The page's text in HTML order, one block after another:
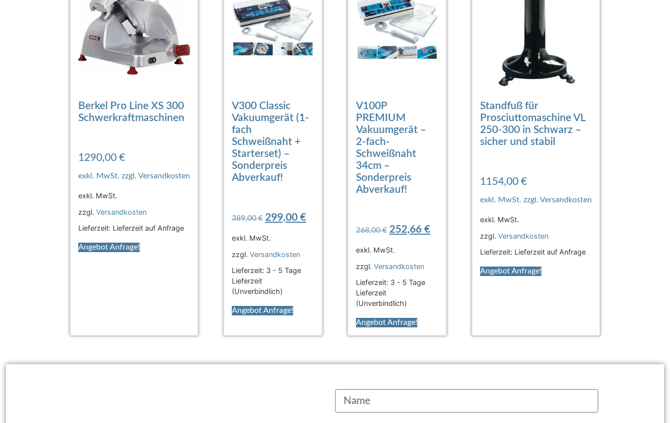
Berkel Pro Line XS 300
Schwerkraftmaschinen
1290,00 €
exkl. MwSt.
zzgl. Versandkosten
Lieferzeit: Lieferzeit auf Anfrage
Angebot Anfrage!
V300 Classic
Vakuumgerät (1-
fach
Schweißnaht +
Starterset) –
Sonderpreis
Abverkauf!
389,00€ 299,00 €
exkl. MwSt.
zzgl. Versandkosten
Lieferzeit: 3 - 5 Tage
Lieferzeit
(Unverbindlich)
Angebot Anfrage!
V100P
PREMIUM
Vakuumgerät –
2-fach-
Schweißnaht
34cm –
Sonderpreis
Abverkauf!
268,00€ 252,66 €
exkl. MwSt.
zzgl. Versandkosten
Lieferzeit: 3 - 5 Tage
Lieferzeit
(Unverbindlich)
Angebot Anfrage!
Standfuß für
Prosciuttomaschine VL
250-300 in Schwarz –
sicher und stabil
1154,00 €
exkl. MwSt.
zzgl. Versandkosten
Lieferzeit: Lieferzeit auf Anfrage
Angebot Anfrage!